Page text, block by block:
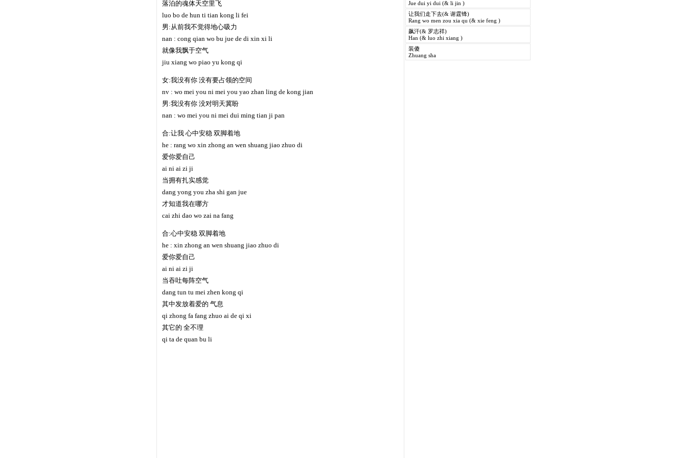
落泊的魂体天空里飞
luo bo de hun ti tian kong li fei
男:从前我不觉得地心吸力
nan : cong qian wo bu jue de di xin xi li
就像我飘于空气
jiu xiang wo piao yu kong qi
女:我没有你 没有要占领的空间
nv : wo mei you ni mei you yao zhan ling de kong jian
男:我没有你 没对明天冀盼
nan : wo mei you ni mei dui ming tian ji pan
合:让我 心中安稳 双脚着地
he : rang wo xin zhong an wen shuang jiao zhuo di
爱你爱自己
ai ni ai zi ji
当拥有扎实感觉
dang yong you zha shi gan jue
才知道我在哪方
cai zhi dao wo zai na fang
合:心中安稳 双脚着地
he : xin zhong an wen shuang jiao zhuo di
爱你爱自己
ai ni ai zi ji
当吞吐每阵空气
dang tun tu mei zhen kong qi
其中发放着爱的 气息
qi zhong fa fang zhuo ai de qi xi
其它的 全不理
qi ta de quan bu li
Jue dui yi dui (& li jin )
让我们走下去(& 谢霆锋)
Rang wo men zou xia qu (& xie feng )
飙汗(& 罗志祥)
Han (& luo zhi xiang )
装傻
Zhuang sha